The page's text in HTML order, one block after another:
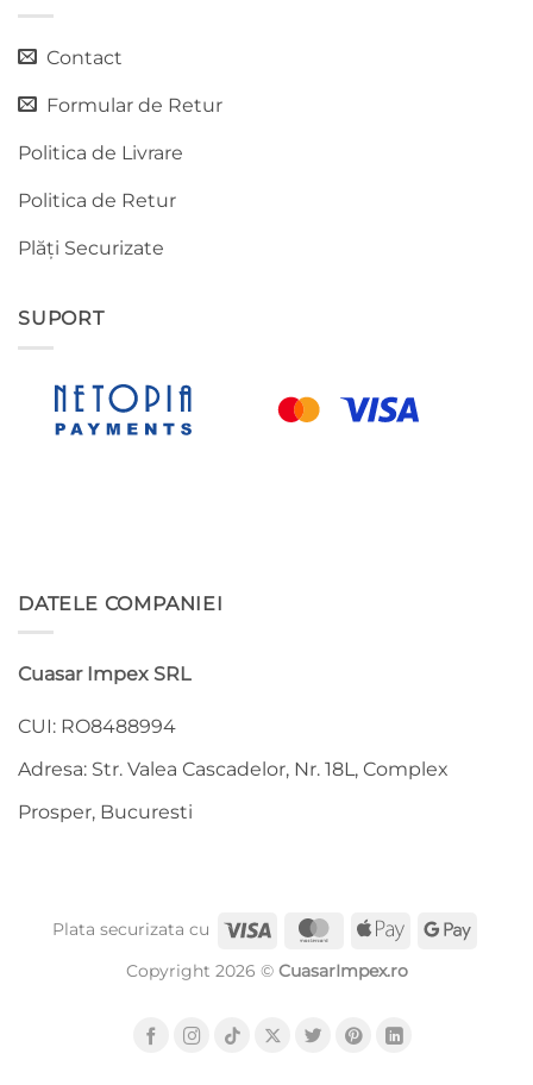
Contact
Formular de Retur
Politica de Livrare
Politica de Retur
Plăți Securizate
SUPORT
DATELE COMPANIEI
Cuasar Impex SRL
CUI: RO8488994
Adresa: Str. Valea Cascadelor, Nr. 18L, Complex
Prosper, Bucuresti
Plata securizata cu Visa MasterCard
Apple
Google
Copyright 2026 © CuasarImpex.ro